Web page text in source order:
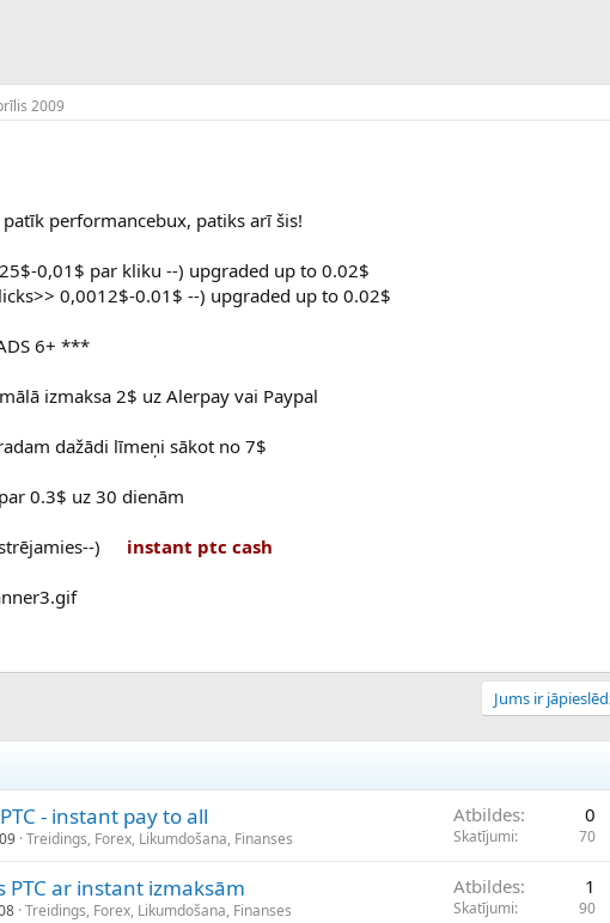
2009
patīk performancebux, patiks arī šis!
0,01$ par kliku --) upgraded up to 0.02$
0,0012$-0.01$ --) upgraded up to 0.02$
6+ ***
izmaksa 2$ uz Alerpay vai Paypal
dažādi līmeņi sākot no 7$
0.3$ uz 30 dienām
) instant ptc cash
Jums ir
- instant pay to all
Treidings, Forex, Likumdošana, Finanses
Atbildes 0
Skatījumi 70
PTC ar instant izmaksām
Treidings, Forex, Likumdošana, Finanses
Atbildes 1
Skatījumi 90